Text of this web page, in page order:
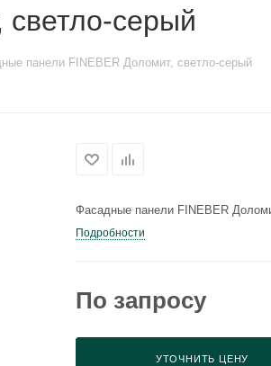
серый
панели FINEBER Доломит, светло-серый
Фасадные панели FINEBER
Подробности
По запросу
УТОЧНИТЬ ЦЕНУ